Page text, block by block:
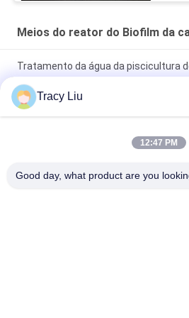
Meios do reator do Biofilm da
Tratamento da água da piscicultura
Biofilm da cama K5 movente
Tratamento da água químico do
movente de 25X12mm
Tracy Liu
12:47 PM
Good day, what product are you